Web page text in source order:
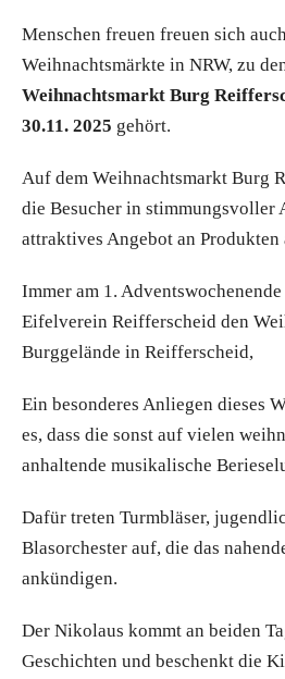
Menschen freuen freuen sich
Weihnachtsmärkte in NRW, zu
Weihnachtsmarkt Burg
30.11. 2025 gehört.
Auf dem Weihnachtsmarkt Burg
die Besucher in stimmungsvoller
attraktives Angebot an
Immer am 1.
Eifelverein Reifferscheid den
Burggelände in Reifferscheid,
Ein besonderes Anliegen dieses
es, dass die sonst auf vielen
anhaltende musikalische
Dafür treten Turmbläser,
Blasorchester auf, die das
ankündigen.
Der Nikolaus kommt an beiden
Geschichten und beschenkt die